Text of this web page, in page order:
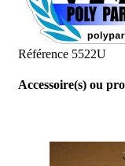
Référence 5522U
Accessoire(s) ou